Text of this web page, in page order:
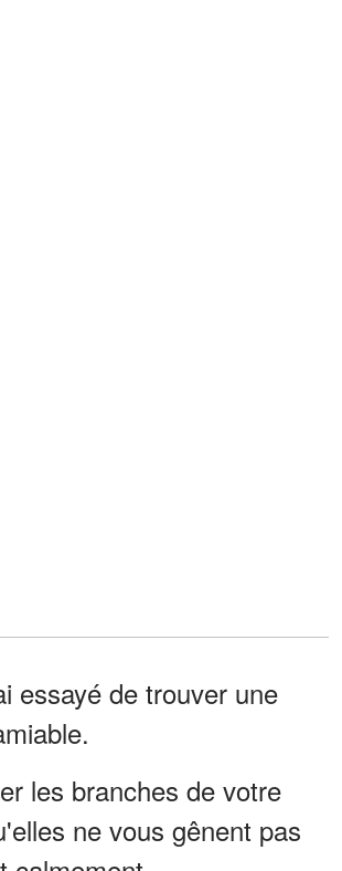
essayé de trouver une
les branches de votre
ne vous gênent pas